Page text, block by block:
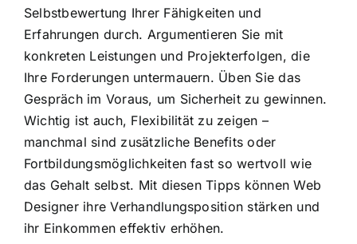
Selbstbewertung Ihrer Fähigkeiten und
Erfahrungen durch. Argumentieren Sie mit
konkreten Leistungen und Projekterfolgen, die
Ihre Forderungen untermauern. Üben Sie das
Gespräch im Voraus, um Sicherheit zu gewinnen.
Wichtig ist auch, Flexibilität zu zeigen –
manchmal sind zusätzliche Benefits oder
Fortbildungsmöglichkeiten fast so wertvoll wie
das Gehalt selbst. Mit diesen Tipps können Web
Designer ihre Verhandlungsposition stärken und
ihr Einkommen effektiv erhöhen.